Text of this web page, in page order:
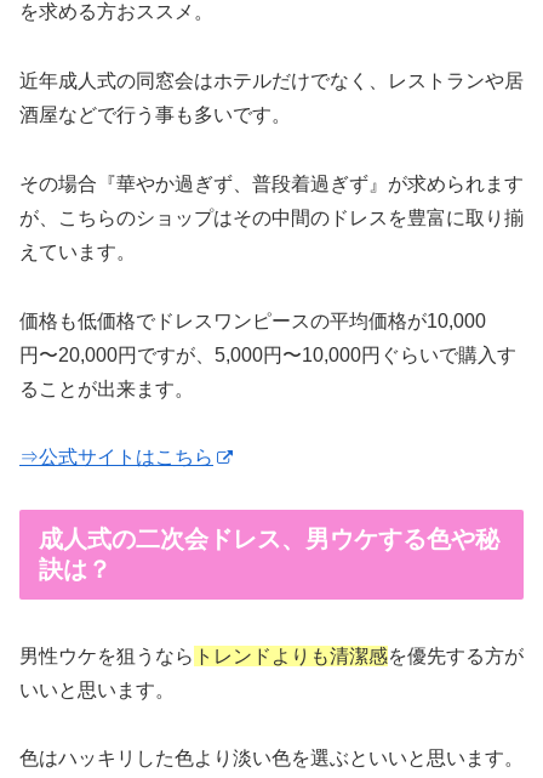
を求める方おススメ。
近年成人式の同窓会はホテルだけでなく、レストランや居
酒屋などで行う事も多いです。
その場合『華やか過ぎず、普段着過ぎず』が求められます
が、こちらのショップはその中間のドレスを豊富に取り揃
えています。
価格も低価格でドレスワンピースの平均価格が10,000
円〜20,000円ですが、5,000円〜10,000円ぐらいで購入す
ることが出来ます。
⇒公式サイトはこちら
成人式の二次会ドレス、男ウケする色や秘
訣は？
男性ウケを狙うなら トレンドよりも清潔感を優先する方が
いいと思います。
色はハッキリした色より淡い色を選ぶといいと思います。